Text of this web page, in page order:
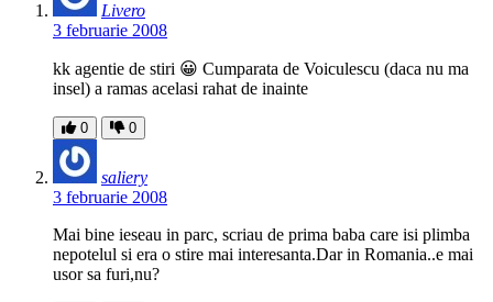
Livero
3 februarie 2008
kk agentie de stiri 😀 Cumparata de Voiculescu (daca nu ma
insel) a ramas acelasi rahat de inainte
0 0
saliery
3 februarie 2008
Mai bine ieseau in parc, scriau de prima baba care isi plimba
nepotelul si era o stire mai interesanta.Dar in Romania..e mai
usor sa furi,nu?